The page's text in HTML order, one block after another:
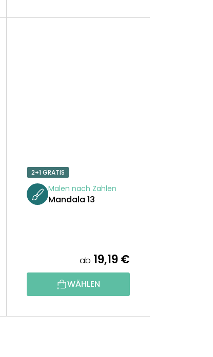
2+1 GRATIS
Malen nach Zahlen
Mandala 13
ab 19,19 €
WÄHLEN